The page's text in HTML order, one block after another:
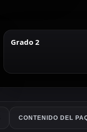
Grado 2
CONTENIDO DEL